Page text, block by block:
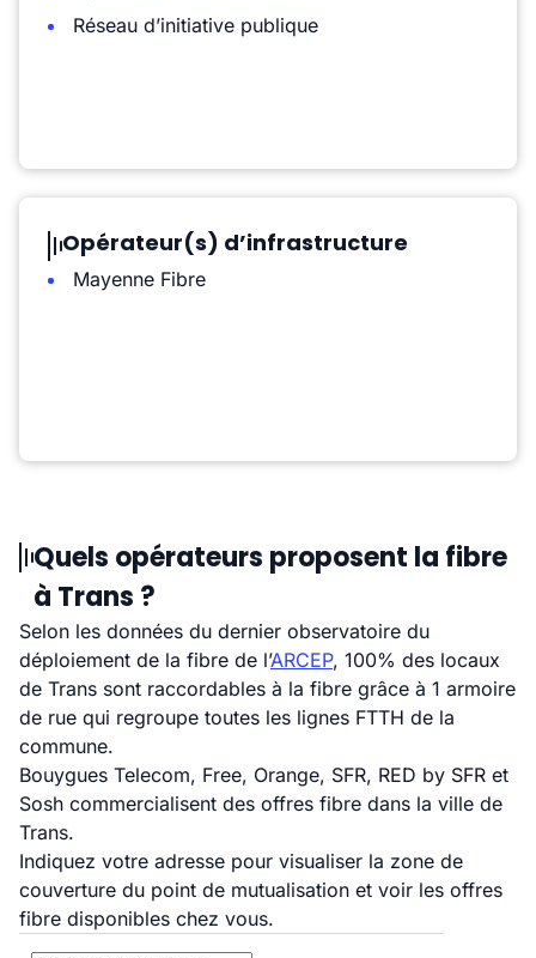
Réseau d’initiative publique
Opérateur(s) d’infrastructure
Mayenne Fibre
Quels opérateurs proposent la fibre
à Trans ?
Selon les données du dernier observatoire du
déploiement de la fibre de l’ARCEP, 100% des locaux
de Trans sont raccordables à la fibre grâce à 1 armoire
de rue qui regroupe toutes les lignes FTTH de la
commune.
Bouygues Telecom, Free, Orange, SFR, RED by SFR et
Sosh commercialisent des offres fibre dans la ville de
Trans.
Indiquez votre adresse pour visualiser la zone de
couverture du point de mutualisation et voir les offres
fibre disponibles chez vous.